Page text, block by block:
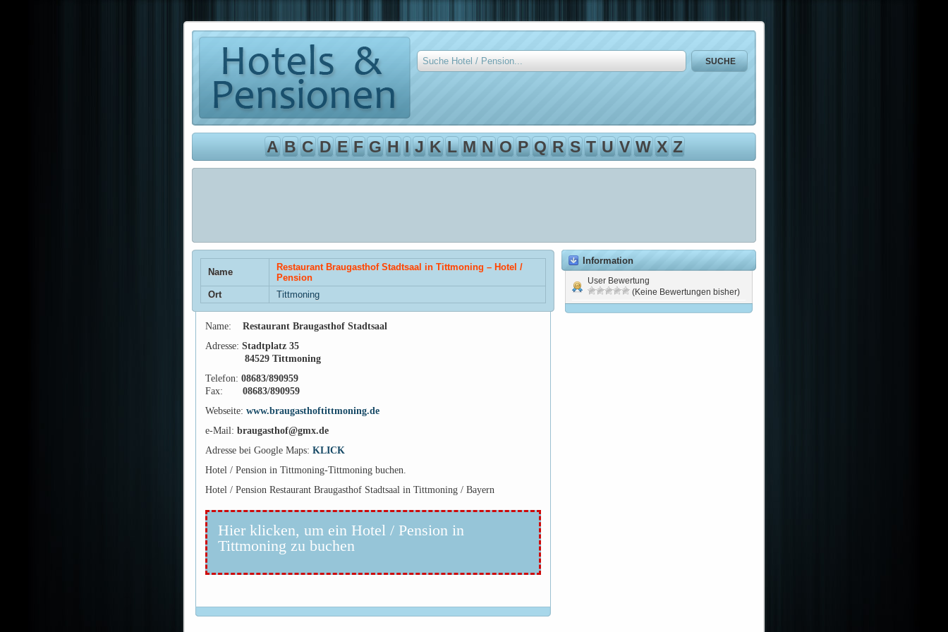
A B C D E F G H I J K L M N O P Q R S T U V W X Z
Name
Restaurant Braugasthof Stadtsaal in Tittmoning – Hotel /
Pension
Ort
Tittmoning
Name: Restaurant Braugasthof Stadtsaal
Adresse: Stadtplatz 35
84529 Tittmoning
Telefon: 08683/890959
Fax: 08683/890959
Webseite: www.braugasthoftittmoning.de
e-Mail: braugasthof@gmx.de
Adresse bei Google Maps: KLICK
Hotel / Pension in Tittmoning-Tittmoning buchen.
Hotel / Pension Restaurant Braugasthof Stadtsaal in Tittmoning / Bayern
Hier klicken, um ein Hotel / Pension in
Tittmoning zu buchen
Information
User Bewertung
(Keine Bewertungen bisher)